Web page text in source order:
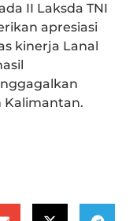
II Laksda TNI
apresiasi
kinerja Lanal
Kalimantan.